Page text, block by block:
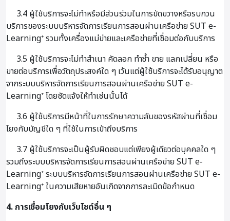
3.4 ผู้ใช้บริการจะไม่ทำหรือมีส่วนร่วมในการขัดขวางหรือรบกวน
บริการของระบบบริหารจัดการเรียนการสอนผ่านเครือข่าย SUT e-
Learning⁺ รวมทั้งเครื่องแม่ข่ายและเครือข่ายที่เชื่อมต่อกับบริการ
3.5 ผู้ใช้บริการจะไม่ทำสำเนา คัดลอก ทำซ้ำ ขาย แลกเปลี่ยน หรือ
ขายต่อบริการเพื่อวัตถุประสงค์ใด ๆ เว้นแต่ผู้ใช้บริการจะได้รับอนุญาต
จากระบบบริหารจัดการเรียนการสอนผ่านเครือข่าย SUT e-
Learning⁺ โดยชัดแจ้งให้ทำเช่นนั้นได้
3.6 ผู้ใช้บริการมีหน้าที่ในการรักษาความลับของรหัสผ่านที่เชื่อม
โยงกับบัญชีใด ๆ ที่ใช้ในการเข้าถึงบริการ
3.7 ผู้ใช้บริการจะเป็นผู้รับผิดชอบแต่เพียงผู้เดียวต่อบุคคลใด ๆ
รวมถึงระบบบริหารจัดการเรียนการสอนผ่านเครือข่าย SUT e-
Learning⁺ ระบบบริหารจัดการเรียนการสอนผ่านเครือข่าย SUT e-
Learning⁺ ในความเสียหายอันเกิดจากการละเมิดข้อกำหนด
4. การเชื่อมโยงกับเว็บไซต์อื่น ๆ